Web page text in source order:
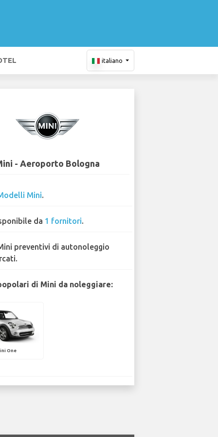
italiano
- Aeroporto Bologna
Mini.
da 1 fornitori.
preventivi di autonoleggio
di Mini da noleggiare:
One